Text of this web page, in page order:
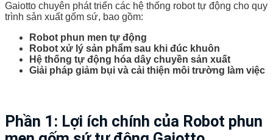
Gaiotto chuyên phát triển các hệ thống robot tự động cho quy
trình sản xuất gốm sứ, bao gồm:
Robot phun men tự động
Robot xử lý sản phẩm sau khi đúc khuôn
Hệ thống tự động hóa dây chuyền sản xuất
Giải pháp giảm bụi và cải thiện môi trường làm việc
Phần 1: Lợi ích chính của Robot phun